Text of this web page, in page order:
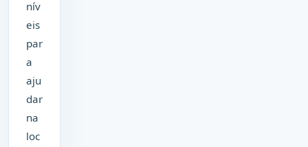
nív
eis
par
a
aju
dar
na
loc